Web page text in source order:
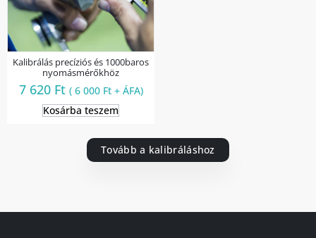
Kalibrálás precíziós és 1000baros
nyomásmérőkhöz
7 620 Ft ( 6 000 Ft+ ÁFA)
Kosárba teszem
Tovább a kalibráláshoz